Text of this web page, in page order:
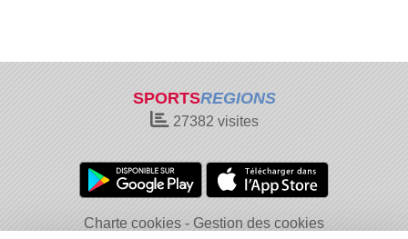
SPORTSREGIONS
27382 visites
Charte cookies
Gestion des cookies